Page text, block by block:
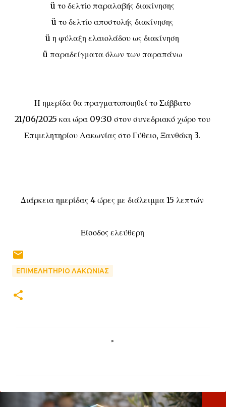
ü το δελτίο παραλαβής διακίνησης
ü το δελτίο αποστολής διακίνησης
ü η φύλαξη ελαιολάδου ως διακίνηση
ü παραδείγματα όλων των παραπάνω
Η ημερίδα θα πραγματοποιηθεί το Σάββατο
21/06/2025 και ώρα 09:30 στον συνεδριακό χώρο του
Επιμελητηρίου Λακωνίας στο Γύθειο, Ξανθάκη 3.
Διάρκεια ημερίδας 4 ώρες με διάλειμμα 15 λεπτών
Είσοδος ελεύθερη
ΕΠΙΜΕΛΗΤΗΡΙΟ ΛΑΚΩΝΙΑΣ
λ